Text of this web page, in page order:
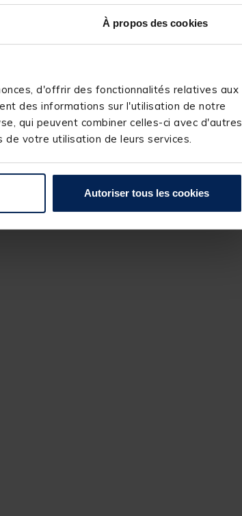
À propos des cookies
d'offrir des fonctionnalités relatives aux
des informations sur l'utilisation de notre
qui peuvent combiner celles-ci avec d'autres
votre utilisation de leurs services.
Autoriser tous les cookies
intéresser :